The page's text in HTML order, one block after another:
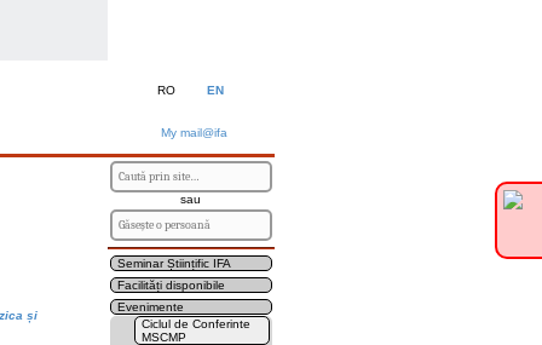
RO EN
My mail@ifa
sau
Seminar Științific IFA
Facilități disponibile
Evenimente
Ciclul de Conferinte
MSCMP
și